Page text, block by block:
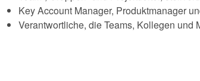
Key Account Manager, Produktmanager
Verantwortliche, die Teams, Kollegen und